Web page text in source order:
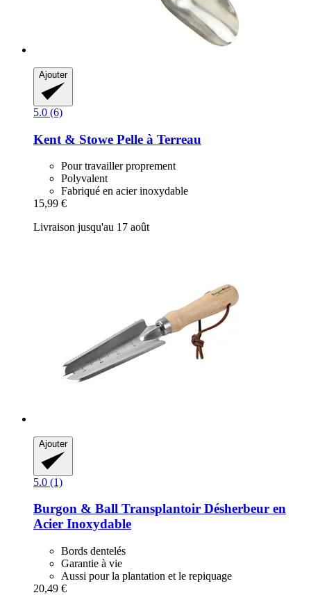
Ajouter
5.0 (6)
Kent & Stowe Pelle à Terreau
Pour travailler proprement
Polyvalent
Fabriqué en acier inoxydable
15,99 €
Livraison jusqu'au 17 août
Ajouter
5.0 (1)
Burgon & Ball Transplantoir Désherbeur en
Acier Inoxydable
Bords dentelés
Garantie à vie
Aussi pour la plantation et le repiquage
20,49 €